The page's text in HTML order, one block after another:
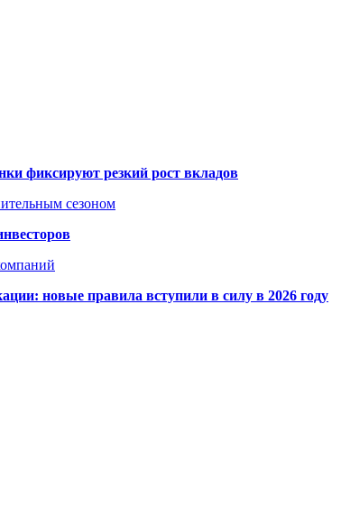
фиксируют резкий рост вкладов
сезоном
новые правила вступили в силу в 2026 году